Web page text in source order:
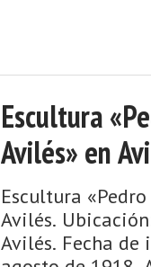
Escultura
Avilés» en
Escultura
Avilés.
Avilés. Fecha de